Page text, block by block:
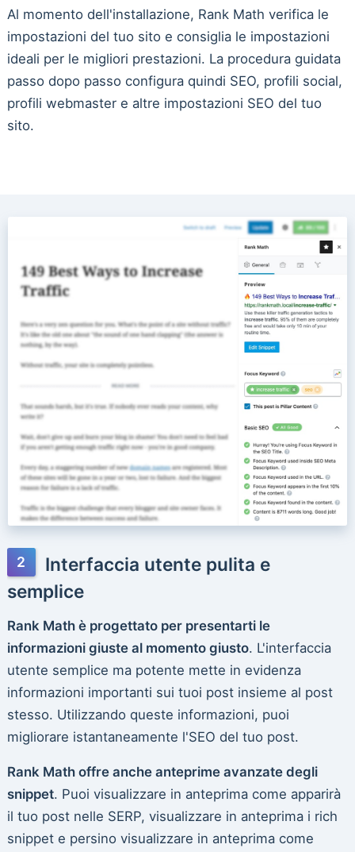
Al momento dell'installazione, Rank Math verifica le
impostazioni del tuo sito e consiglia le impostazioni
ideali per le migliori prestazioni. La procedura guidata
passo dopo passo configura quindi SEO, profili social,
profili webmaster e altre impostazioni SEO del tuo
sito.
Interfaccia utente pulita e
semplice
Rank Math è progettato per presentarti le
informazioni giuste al momento giusto. L'interfaccia
utente semplice ma potente mette in evidenza
informazioni importanti sui tuoi post insieme al post
stesso. Utilizzando queste informazioni, puoi
migliorare istantaneamente l'SEO del tuo post.
Rank Math offre anche anteprime avanzate degli
snippet. Puoi visualizzare in anteprima come apparirà
il tuo post nelle SERP, visualizzare in anteprima i rich
snippet e persino visualizzare in anteprima come